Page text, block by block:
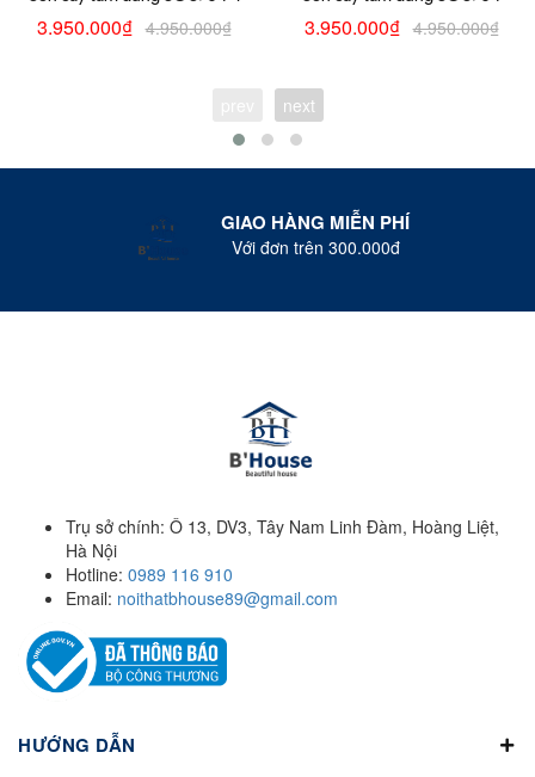
3.950.000₫ 4.950.000₫ 3.950.000₫ 4.950.000₫
next
GIAO HÀNG MIỄN PHÍ
Với đơn trên 300.000đ
Trụ sở chính: Ô 13, DV3, Tây Nam Linh Đàm, Hoàng Liệt,
Hà Nội
Hotline: 0989 116 910
Email: noithatbhouse89@gmail.com
HƯỚNG DẪN